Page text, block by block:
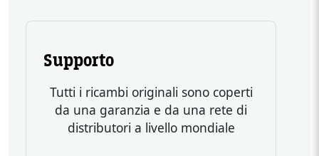
Heading
Supporto
Tutti i ricambi originali sono coperti
da una garanzia e da una rete di
distributori a livello mondiale